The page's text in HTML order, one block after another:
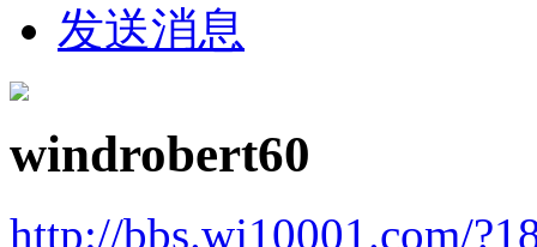
发送消息
windrobert60
http://bbs.wj10001.com/